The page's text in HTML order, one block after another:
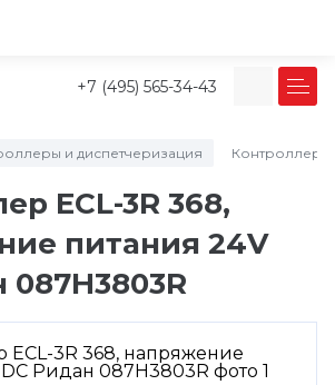
+7 (495) 565-34-43
и диспетчеризация Контроллер
ECL-3R 368,
питания 24V
087H3803R